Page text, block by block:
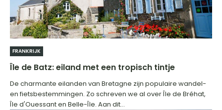
FRANKRIJK
Île de Batz: eiland met een tropisch tintje
De charmante eilanden van Bretagne zijn populaire wandel-
en fietsbestemmingen. Zo schreven we al over Île de Bréhat,
Île d'Ouessant en Belle-Île. Aan dit...